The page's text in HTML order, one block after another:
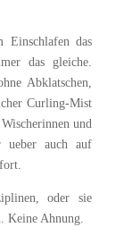
Einschlafen das
das gleiche.
Abklatschen,
Curling-Mist
und
ueber auch auf
oder sie
Keine Ahnung.